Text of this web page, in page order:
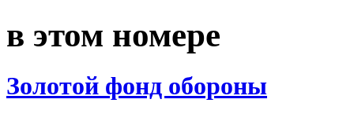
в этом номере
Золотой фонд обороны